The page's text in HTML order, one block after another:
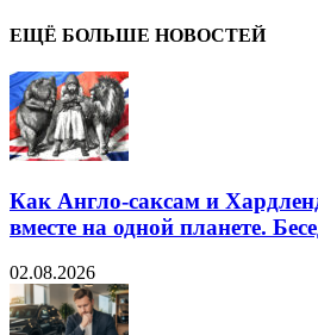
ЕЩЁ БОЛЬШЕ НОВОСТЕЙ
Как Англо-саксам и
вместе на одной планете.
02.08.2026